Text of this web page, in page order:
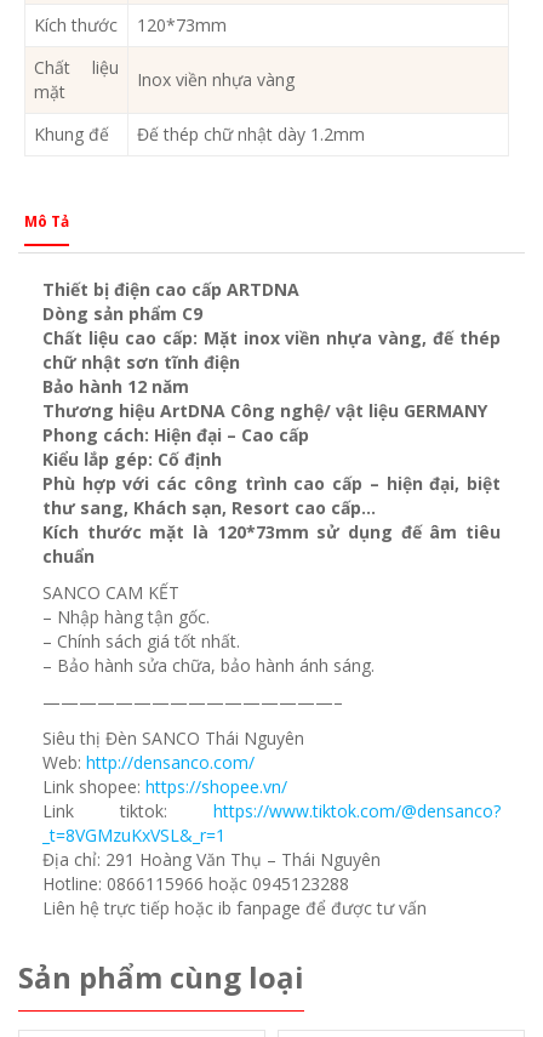
Kích thước
120*73mm
Chất liệu
mặt
Inox viền nhựa vàng
Khung đế Đế thép chữ nhật dày 1.2mm
Mô Tả
Thiết bị điện cao cấp ARTDNA
Dòng sản phẩm C9
Chất liệu cao cấp: Mặt inox viền nhựa vàng, đế thép
chữ nhật sơn tĩnh điện
Bảo hành 12 năm
Thương hiệu ArtDNA Công nghệ/ vật liệu GERMANY
Phong cách: Hiện đại – Cao cấp
Kiểu lắp gép: Cố định
Phù hợp với các công trình cao cấp – hiện đại, biệt
thư sang, Khách sạn, Resort cao cấp…
Kích thước mặt là 120*73mm sử dụng đế âm tiêu
chuẩn
SANCO CAM KẾT
– Nhập hàng tận gốc.
– Chính sách giá tốt nhất.
– Bảo hành sửa chữa, bảo hành ánh sáng.
————————————————–
Siêu thị Đèn SANCO Thái Nguyên
Web: http://densanco.com/
Link shopee: https://shopee.vn/
Link tiktok: https://www.tiktok.com/@densanco?
_t=8VGMzuKxVSL&_r=1
Địa chỉ: 291 Hoàng Văn Thụ – Thái Nguyên
Hotline: 0866115966 hoặc 0945123288
Liên hệ trực tiếp hoặc ib fanpage để được tư vấn
Sản phẩm cùng loại